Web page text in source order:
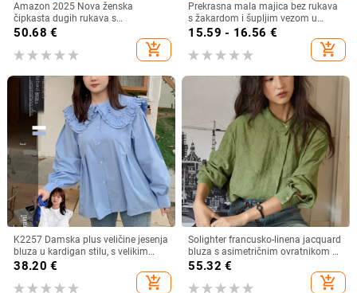
Amazon 2025 Nova ženska
čipkasta dugih rukava s
podstavom, modna šuplja heklana
50.68 €
add_shopping_cart
Prekrasna mala majica bez rukava
s žakardom i šupljim vezom u
francuskom stilu, ljetna nova široka,
15.59 - 16.56 €
add_shopping_cart
K2257 Damska plus veličine jesenja
bluza u kardigan stilu, s velikim
ovratnikom, dvostrukim slojem i
čipkastim rubom, sladak izgled
38.20 €
add_shopping_cart
Solighter francusko-linena jacquard
bluza s asimetričnim ovratnikom za
žene, dugi rukavi, proljeće 2026
55.32 €
add_shopping_cart